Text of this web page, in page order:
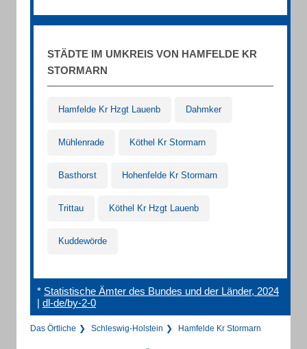
STÄDTE IM UMKREIS VON HAMFELDE KR
STORMARN
Hamfelde Kr Hzgt Lauenb Dahmker
Mühlenrade Köthel Kr Stormarn
Basthorst Hohenfelde Kr Stormarn
Trittau Köthel Kr Hzgt Lauenb
Kuddewörde
* Statistische Ämter des Bundes und der Länder, 2024
| dl-de/by-2-0
Das Örtliche Schleswig-Holstein Hamfelde Kr Stormarn